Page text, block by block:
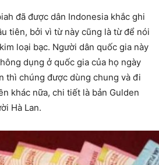
đã được dân Indonesia khắc ghi
tiên, bởi vì từ này cũng là từ để nói
loại bạc. Người dân quốc gia này
dụng ở quốc gia của họ ngày
thì chúng được dùng chung và đi
khác nữa, chi tiết là bản Gulden
Hà Lan.